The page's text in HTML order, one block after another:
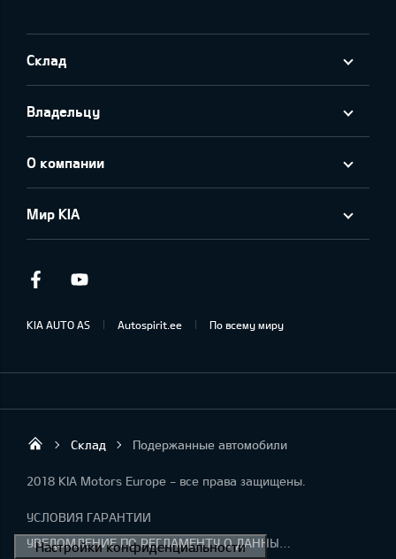
Склад
Владельцу
О компании
Мир KIA
Facebook
KIA AUTO AS Autospirit.ee По всему миру
Autospirit Tartu OÜ
Склад Подержанные автомобили
2018 KIA Motors Europe - все права защищены.
УСЛОВИЯ ГАРАНТИИ